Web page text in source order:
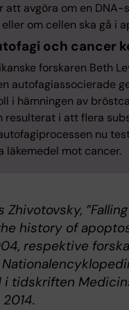
att avgöra om en DNA-
om cellen ska gå i
och cancer
forskaren Beth
autofagiassocierade
i hämningen av
resulterat i att flera
nu
läkemedel mot cancer.
Zhivotovsky,
history of
respektive
tidskriften